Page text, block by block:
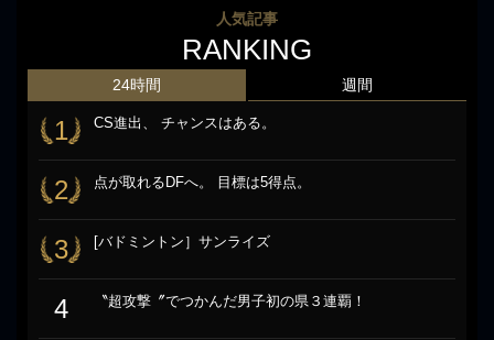
人気記事
RANKING
24時間
1 CS進出、 チャンスはある。
2 点が取れるDFへ。 目標は5得点。
3 [バドミントン］サンライズ
4 〝超攻撃〞でつかんだ男子初の県３連覇！
週間